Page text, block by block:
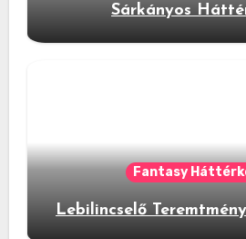
Sárkányos
Fantasy
Lebilincselő